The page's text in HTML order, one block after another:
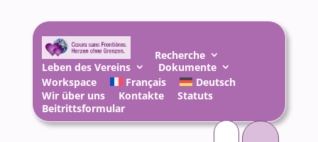
Recherche
Leben des Vereins
Dokumente
Workspace
Français
Deutsch
Wir über uns
Kontakte
Statuts
Beitrittsformular
Suchen
nach: